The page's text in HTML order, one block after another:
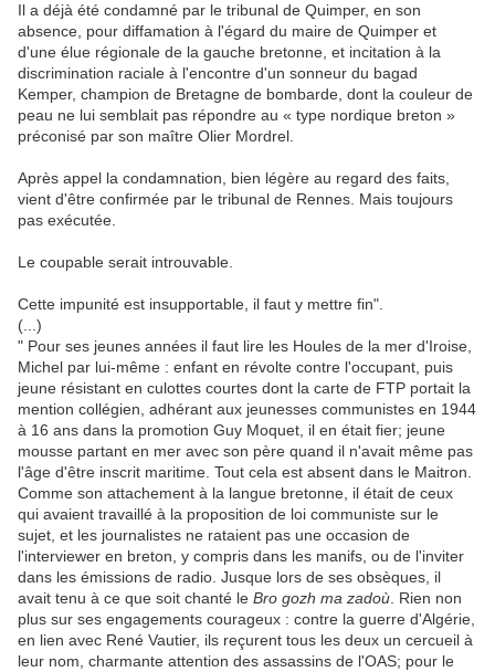
Il a déjà été condamné par le tribunal de Quimper, en son
absence, pour diffamation à l'égard du maire de Quimper et
d'une élue régionale de la gauche bretonne, et incitation à la
discrimination raciale à l'encontre d'un sonneur du bagad
Kemper, champion de Bretagne de bombarde, dont la couleur de
peau ne lui semblait pas répondre au « type nordique breton »
préconisé par son maître Olier Mordrel.
Après appel la condamnation, bien légère au regard des faits,
vient d'être confirmée par le tribunal de Rennes. Mais toujours
pas exécutée.
Le coupable serait introuvable.
Cette impunité est insupportable, il faut y mettre fin".
(...)
" Pour ses jeunes années il faut lire les Houles de la mer d'Iroise,
Michel par lui-même : enfant en révolte contre l'occupant, puis
jeune résistant en culottes courtes dont la carte de FTP portait la
mention collégien, adhérant aux jeunesses communistes en 1944
à 16 ans dans la promotion Guy Moquet, il en était fier; jeune
mousse partant en mer avec son père quand il n'avait même pas
l'âge d'être inscrit maritime. Tout cela est absent dans le Maitron.
Comme son attachement à la langue bretonne, il était de ceux
qui avaient travaillé à la proposition de loi communiste sur le
sujet, et les journalistes ne rataient pas une occasion de
l'interviewer en breton, y compris dans les manifs, ou de l'inviter
dans les émissions de radio. Jusque lors de ses obsèques, il
avait tenu à ce que soit chanté le Bro gozh ma zadoù. Rien non
plus sur ses engagements courageux : contre la guerre d'Algérie,
en lien avec René Vautier, ils reçurent tous les deux un cercueil à
leur nom, charmante attention des assassins de l'OAS; pour le